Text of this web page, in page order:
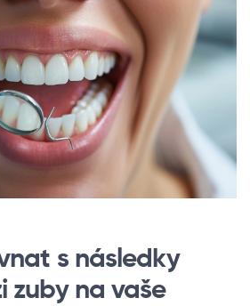
s následky
zuby na vaše